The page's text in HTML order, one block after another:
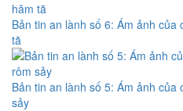
Bản tin an lành số 6: Ám ảnh
tã
Bản tin an lành số 5: Ám ảnh
sảy